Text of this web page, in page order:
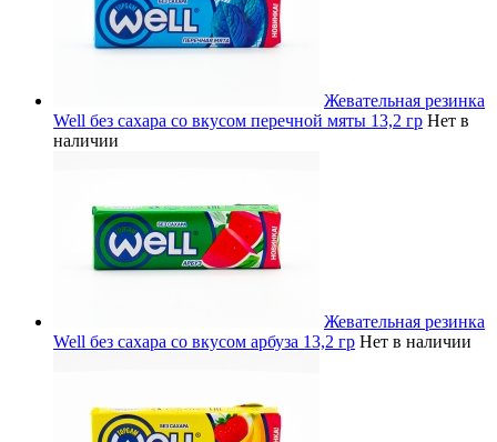
Жевательная резинка
Well без сахара со вкусом перечной мяты 13,2 гр Нет в
наличии
Жевательная резинка
Well без сахара со вкусом арбуза 13,2 гр Нет в наличии